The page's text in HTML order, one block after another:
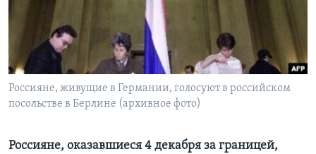
Learning English
СОЦИАЛЬНЫЕ СЕТИ
Россияне, живущие в Германии, голосуют в российском
посольстве в Берлине (архивное фото)
Россияне, оказавшиеся 4 декабря за границей,